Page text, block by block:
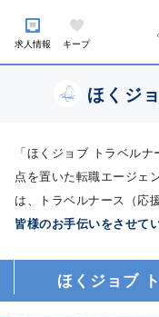
求人情報 キープ
ほくジ
「ほくジョブ トラベル
点を置いた転職エージェ
は、トラベルナース（応
皆様のお手伝いをさせて
ほくジョブ